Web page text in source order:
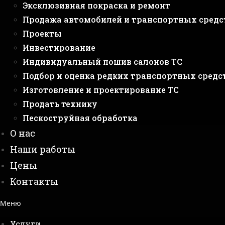
Эксклюзивная покраска и ремонт
Продажа автомобилей и транспортных
Проекты
Инвестирование
Индивидуальный пошив салонов ТС
Подбор и оценка редких транспортных
Изготовление и проектирование ТС
Продать технику
Пескоструйная обработка
О нас
Наши работы
Цены
Контакты
Меню